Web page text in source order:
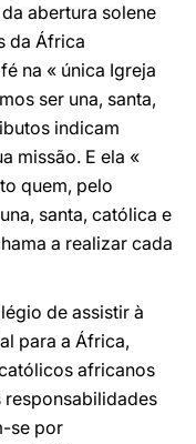
abertura solene
da África
na « única Igreja
ser una, santa,
indicam
missão. E ela «
quem, pelo
santa, católica e
a realizar cada
de assistir à
para a África,
africanos
responsabilidades
se por